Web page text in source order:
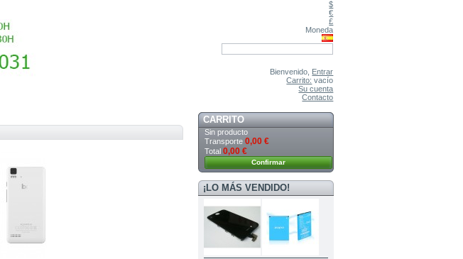
$
€
£
Moneda
Bienvenido, Entrar
Carrito: vacío
Su cuenta
Contacto
CARRITO
Sin producto
Transporte 0,00 €
Total 0,00 €
Confirmar
¡LO MÁS VENDIDO!